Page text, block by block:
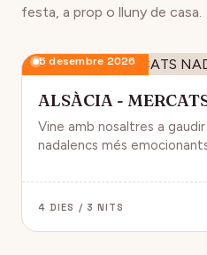
festa, a prop o lluny de casa.
5 desembre 2026
ALSÀCIA -
Vine amb nosaltres a
nadalencs més
4 DIES / 3 NITS